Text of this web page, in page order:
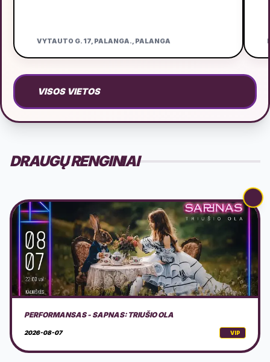
VYTAUTO G. 17, PALANGA., PALANGA
VISOS VIETOS
DRAUGŲ RENGINIAI
AVS NINDZĖ LIETUVA 2026 3 ETAPAS
2026-08-08 VIP